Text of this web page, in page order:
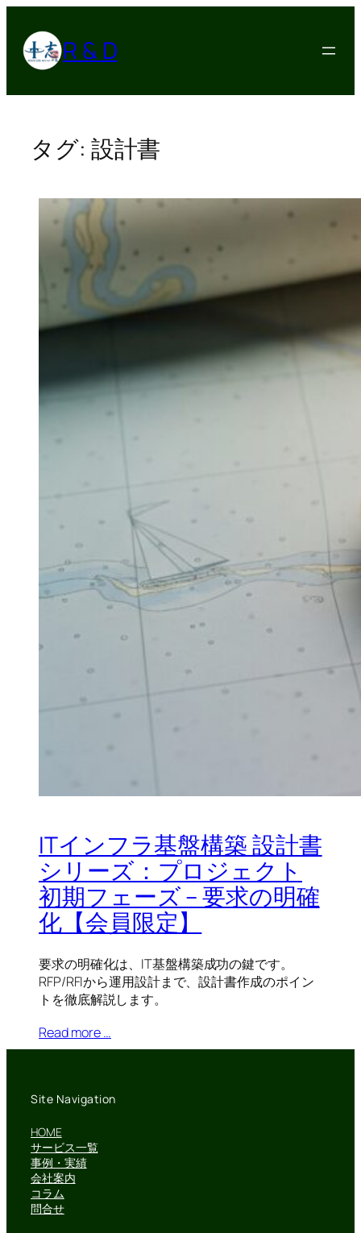
キ
R & D
タグ: 設計書
ITインフラ基盤構築 設計書
シリーズ：プロジェクト
初期フェーズ – 要求の明確
化【会員限定】
要求の明確化は、IT基盤構築成功の鍵です。
RFP/RFIから運用設計まで、設計書作成のポイン
トを徹底解説します。
Read more …
Site Navigation
HOME
サービス一覧
事例・実績
会社案内
コラム
問合せ